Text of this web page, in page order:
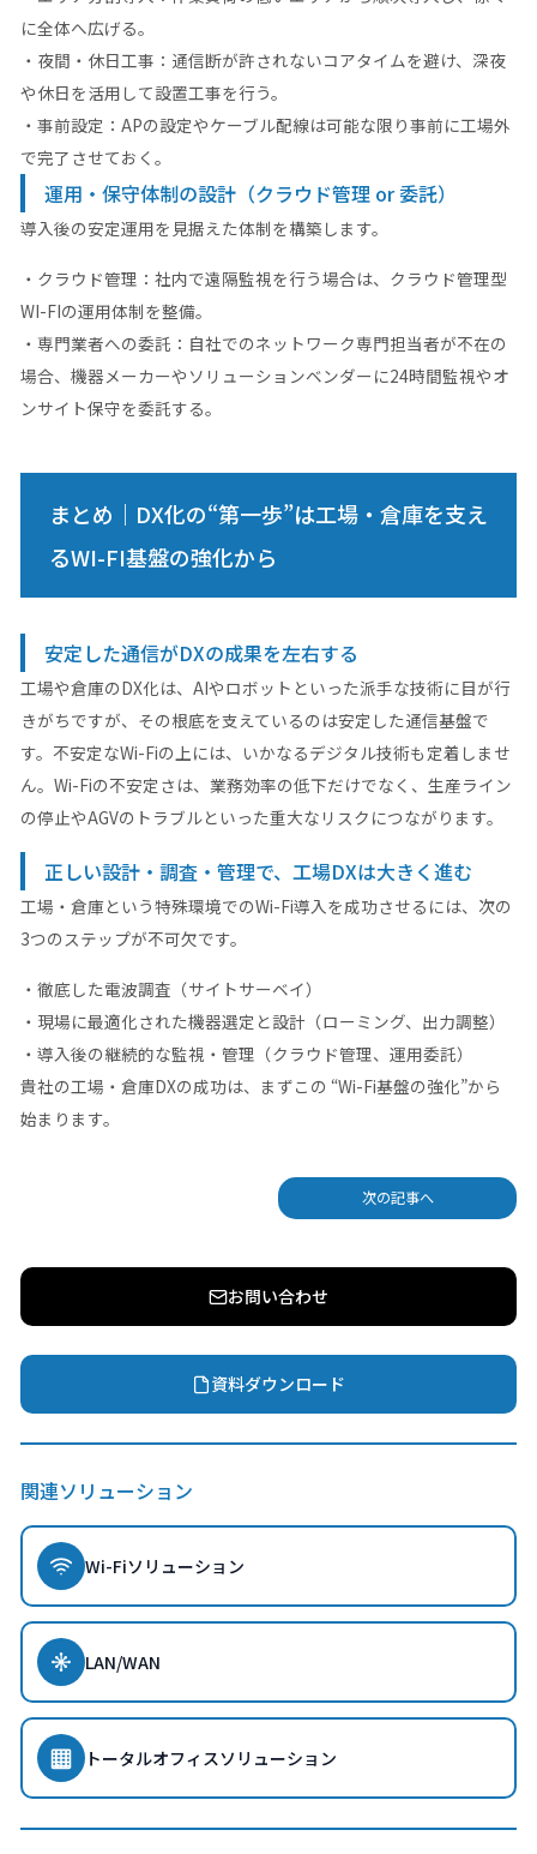
に全体へ広げる。
・夜間・休日工事：通信断が許されないコアタイムを避け、深夜
や休日を活用して設置工事を行う。
・事前設定：APの設定やケーブル配線は可能な限り事前に工場外
で完了させておく。
運用・保守体制の設計（クラウド管理 or 委託）
導入後の安定運用を見据えた体制を構築します。
・クラウド管理：社内で遠隔監視を行う場合は、クラウド管理型
WI-FIの運用体制を整備。
・専門業者への委託：自社でのネットワーク専門担当者が不在の
場合、機器メーカーやソリューションベンダーに24時間監視やオ
ンサイト保守を委託する。
まとめ｜DX化の“第一歩”は工場・倉庫を支え
るWI-FI基盤の強化から
安定した通信がDXの成果を左右する
工場や倉庫のDX化は、AIやロボットといった派手な技術に目が行
きがちですが、その根底を支えているのは安定した通信基盤で
す。不安定なWi-Fiの上には、いかなるデジタル技術も定着しませ
ん。Wi-Fiの不安定さは、業務効率の低下だけでなく、生産ライン
の停止やAGVのトラブルといった重大なリスクにつながります。
正しい設計・調査・管理で、工場DXは大きく進む
工場・倉庫という特殊環境でのWi-Fi導入を成功させるには、次の
3つのステップが不可欠です。
・徹底した電波調査（サイトサーベイ）
・現場に最適化された機器選定と設計（ローミング、出力調整）
・導入後の継続的な監視・管理（クラウド管理、運用委託）
貴社の工場・倉庫DXの成功は、まずこの “Wi-Fi基盤の強化”から
始まります。
次の記事へ
お問い合わせ
資料ダウンロード
関連ソリューション
Wi-Fiソリューション
LAN/WAN
トータルオフィスソリューション